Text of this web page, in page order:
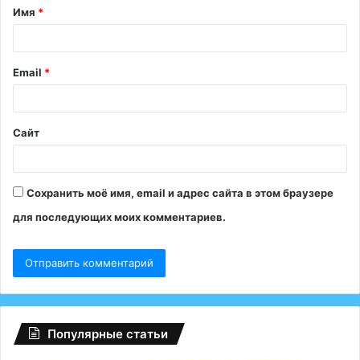
а
й
*
Имя *
Email *
Сайт
Сохранить моё имя, email и адрес сайта в этом браузере
для последующих моих комментариев.
Популярные статьи